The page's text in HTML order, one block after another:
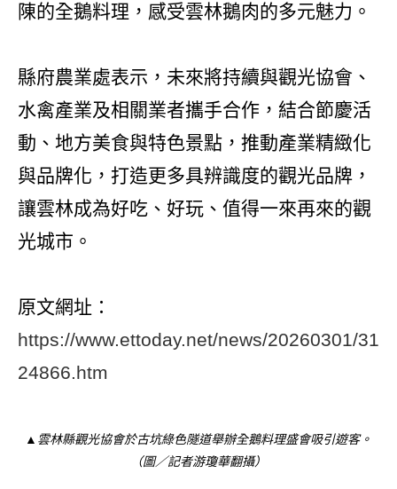
陳的全鵝料理，感受雲林鵝肉的多元魅力。
縣府農業處表示，未來將持續與觀光協會、
水禽產業及相關業者攜手合作，結合節慶活
動、地方美食與特色景點，推動產業精緻化
與品牌化，打造更多具辨識度的觀光品牌，
讓雲林成為好吃、好玩、值得一來再來的觀
光城市。
原文網址：
https://www.ettoday.net/news/20260301/31
24866.htm
▲雲林縣觀光協會於古坑綠色隧道舉辦全鵝料理盛會吸引遊客。
（圖／記者游瓊華翻攝）